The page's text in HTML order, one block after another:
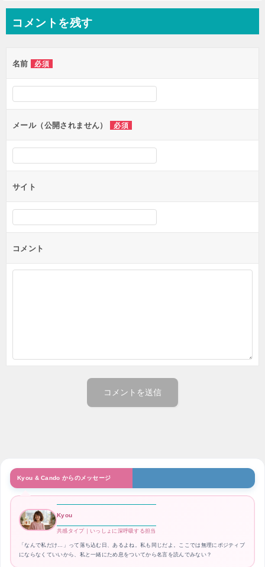
コメントを残す
名前 必須
メール（公開されません） 必須
サイト
コメント
Kyou & Cando からのメッセージ
Kyou
共感タイプ｜いっしょに深呼吸する担当
「なんで私だけ…」って落ち込む日、あるよね。私も同じだよ。ここでは無理にポジティブ
にならなくていいから、私と一緒にため息をついてから名言を読んでみない？